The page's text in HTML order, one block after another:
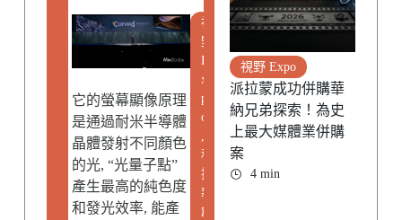
它的螢幕顯像原理
是通過耐米半導體
晶體發射不同顏色
的光, “光量子點”
產生最高的純色度
和發光效率, 能產
視
野
E
x
p
o
,
科
技
新
創
視野 Expo
派拉蒙成功併購華
納兄弟探索！為史
上最大媒體業併購
案
4 min